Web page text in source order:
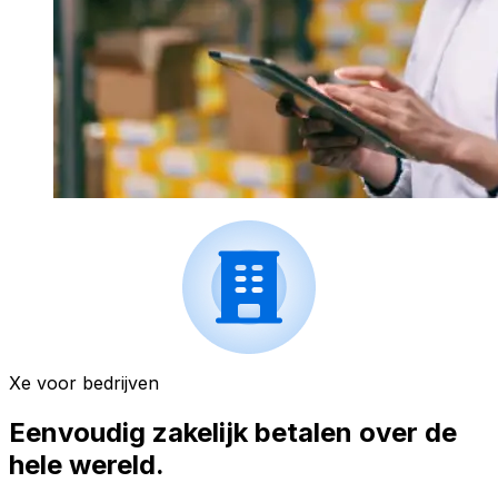
Xe voor bedrijven
Eenvoudig zakelijk betalen over de
hele wereld.